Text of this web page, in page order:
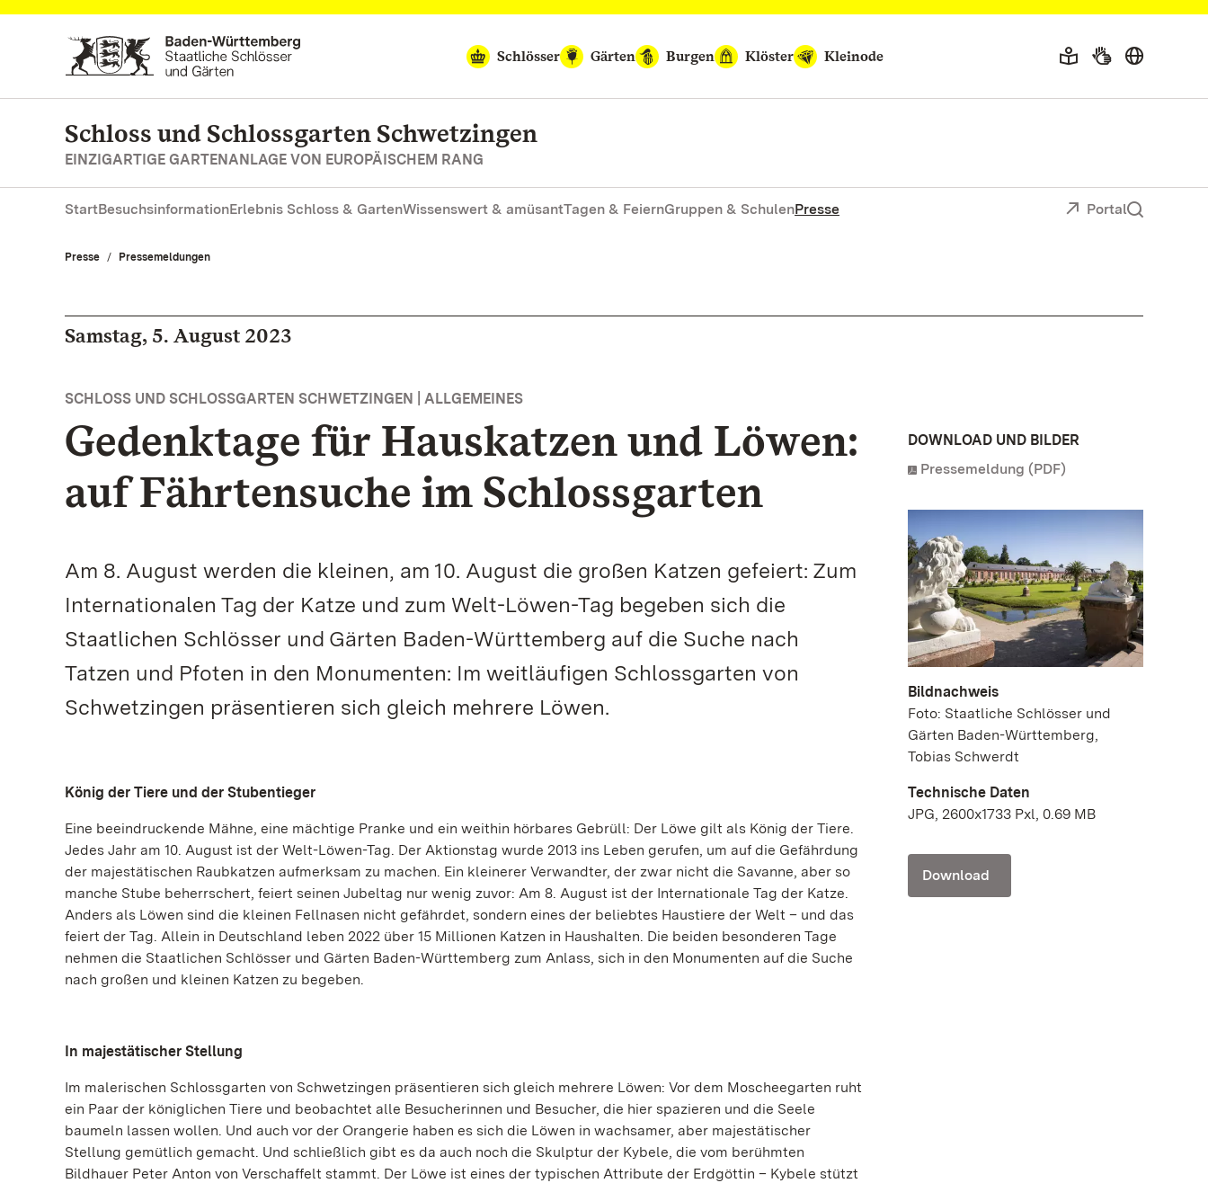
Zum Hauptinhalt springen
Schlösser
Gärten Burgen Klöster Kleinode
Schloss und Schlossgarten Schwetzingen
EINZIGARTIGE GARTENANLAGE VON EUROPÄISCHEM RANG
StartBesuchsinformationErlebnis Schloss & GartenWissenswert & amüsantTagen & FeiernGruppen & SchulenPresse Portal
Presse Pressemeldungen
Samstag, 5. August 2023
SCHLOSS UND SCHLOSSGARTEN SCHWETZINGEN | ALLGEMEINES
Gedenktage für Hauskatzen und Löwen:
auf Fährtensuche im Schlossgarten
Am 8. August werden die kleinen, am 10. August die großen Katzen gefeiert: Zum
Internationalen Tag der Katze und zum Welt-Löwen-Tag begeben sich die
Staatlichen Schlösser und Gärten Baden-Württemberg auf die Suche nach
Tatzen und Pfoten in den Monumenten: Im weitläufigen Schlossgarten von
Schwetzingen präsentieren sich gleich mehrere Löwen.
König der Tiere und der Stubentieger
Eine beeindruckende Mähne, eine mächtige Pranke und ein weithin hörbares Gebrüll: Der Löwe gilt als König der Tiere.
Jedes Jahr am 10. August ist der Welt-Löwen-Tag. Der Aktionstag wurde 2013 ins Leben gerufen, um auf die Gefährdung
der majestätischen Raubkatzen aufmerksam zu machen. Ein kleinerer Verwandter, der zwar nicht die Savanne, aber so
manche Stube beherrschert, feiert seinen Jubeltag nur wenig zuvor: Am 8. August ist der Internationale Tag der Katze.
Anders als Löwen sind die kleinen Fellnasen nicht gefährdet, sondern eines der beliebtes Haustiere der Welt – und das
feiert der Tag. Allein in Deutschland leben 2022 über 15 Millionen Katzen in Haushalten. Die beiden besonderen Tage
nehmen die Staatlichen Schlösser und Gärten Baden-Württemberg zum Anlass, sich in den Monumenten auf die Suche
nach großen und kleinen Katzen zu begeben.
In majestätischer Stellung
Im malerischen Schlossgarten von Schwetzingen präsentieren sich gleich mehrere Löwen: Vor dem Moscheegarten ruht
ein Paar der königlichen Tiere und beobachtet alle Besucherinnen und Besucher, die hier spazieren und die Seele
baumeln lassen wollen. Und auch vor der Orangerie haben es sich die Löwen in wachsamer, aber majestätischer
Stellung gemütlich gemacht. Und schließlich gibt es da auch noch die Skulptur der Kybele, die vom berühmten
Bildhauer Peter Anton von Verschaffelt stammt. Der Löwe ist eines der typischen Attribute der Erdgöttin – Kybele stützt
DOWNLOAD UND BILDER
Pressemeldung (PDF)
Bildnachweis
Foto: Staatliche Schlösser und
Gärten Baden-Württemberg,
Tobias Schwerdt
Technische Daten
JPG, 2600x1733 Pxl, 0.69 MB
Download